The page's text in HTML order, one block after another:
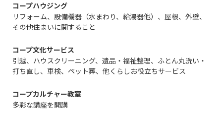
コープハウジング
リフォーム、設備機器（水まわり、給湯器他）、屋根、外壁、
その他住まいに関すること
コープ文化サービス
引越、ハウスクリーニング、遺品・福祉整理、ふとん丸洗い・
打ち直し、車検、ペット葬、他くらしお役立ちサービス
コープカルチャー教室
多彩な講座を開講